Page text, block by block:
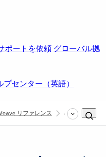
ポートを依頼 グローバル拠
プセンター（英語）
リファレンス dw::core::Arrays